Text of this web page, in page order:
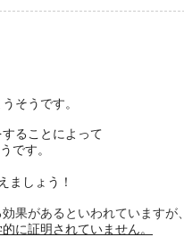
そうです。
ることによって
です。
ましょう！
果があるといわれていますが、
に証明されていません。